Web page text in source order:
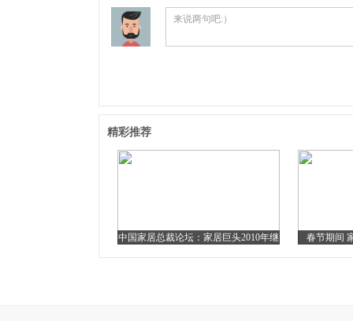
来说两句吧:）
精彩推荐
中国家居总裁论坛：家居巨头2010年继
春节期间